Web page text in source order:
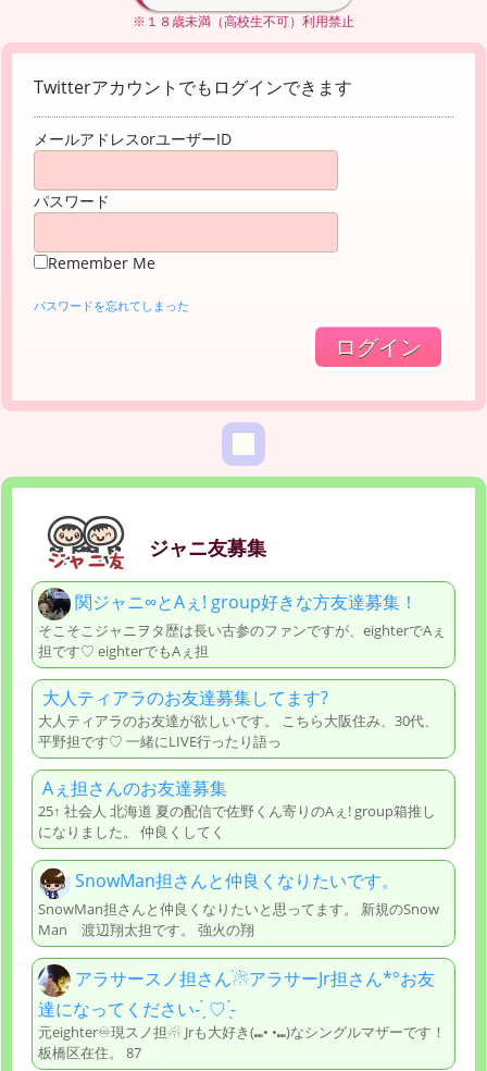
※１８歳未満（高校生不可）利用禁止
Twitterアカウントでもログインできます
メールアドレスorユーザーID
パスワード
Remember Me
パスワードを忘れてしまった
ジャニ友募集
関ジャニ∞とAぇ! group好きな方友達募集！
そこそこジャニヲタ歴は長い古参のファンですが、eighterでAぇ
担です♡ eighterでもAぇ担
大人ティアラのお友達募集してます?
大人ティアラのお友達が欲しいです。 こちら大阪住み、30代、
平野担です♡ 一緒にLIVE行ったり語っ
Aぇ担さんのお友達募集
25↑ 社会人 北海道 夏の配信で佐野くん寄りのAぇ! group箱推し
になりました。 仲良くしてく
SnowMan担さんと仲良くなりたいです。
SnowMan担さんと仲良くなりたいと思ってます。 新規のSnow
Man 渡辺翔太担です。 強火の翔
アラサースノ担さん☃︎アラサーJr担さん*°お友
達になってください- ̗̀ ♡ ̖́-
元eighter♾現スノ担☃︎ Jrも大好き(⑉• •⑉)なシングルマザーです！
板橋区在住。 87